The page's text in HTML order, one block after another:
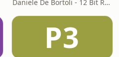
Daniele De Bortoli - 12 Bit Retrogaming Trieste
P3